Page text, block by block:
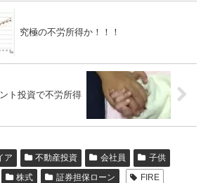
究極の不労所得か！！！
ト投資で不労所得
ア 不動産投資 会社員
子供
株式 証券担保ローン
FIRE